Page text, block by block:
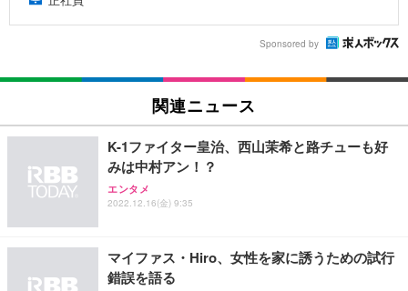
Sponsored by
関連ニュース
K-1ファイター皇治、西山茉希と路チューも好
みは中村アン！？
エンタメ
2022.12.16(金) 9:35
マイファス・Hiro、女性を家に誘うための試行
錯誤を語る